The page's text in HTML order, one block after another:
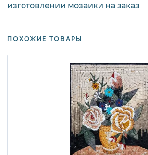
изготовлении мозаики на заказ
ПОХОЖИЕ ТОВАРЫ